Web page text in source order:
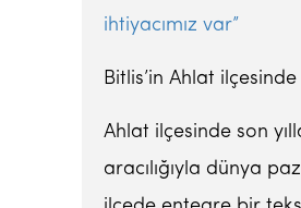
ihtiyacımız var”
Bitlis’in Ahlat
Ahlat ilçesinde son
aracılığıyla dünya